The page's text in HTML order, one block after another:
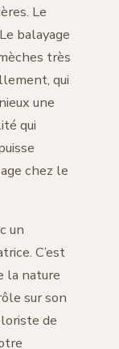
Le
balayage
très
qui
une
qui
chez le
un
C’est
la nature
sur son
de